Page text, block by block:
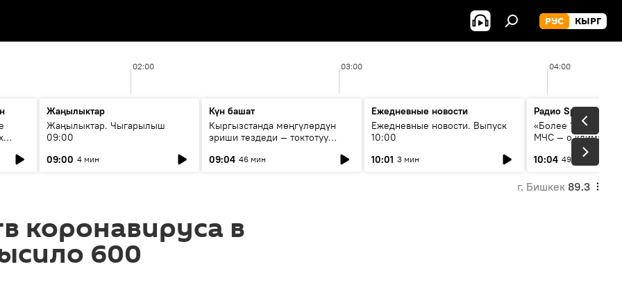
РУС КЫРГ
02:00 03:00 04:00
Жаңылыктар
Жаңылыктар. Чыгарылыш
09:00
09:00 4 мин
Күн башат
Кыргызстанда мөңгүлөрдүн
эриши тездеди — токтотуу
09:04 46 мин
Ежедневные новости
Ежедневные новости. Выпуск
10:00
10:01 3 мин
Радио Sputnik
«Более 1200 сёл в
МЧС — о климате,
системе
населения
10:04 49 мин
г. Бишкек 89.3
коронавируса в
600